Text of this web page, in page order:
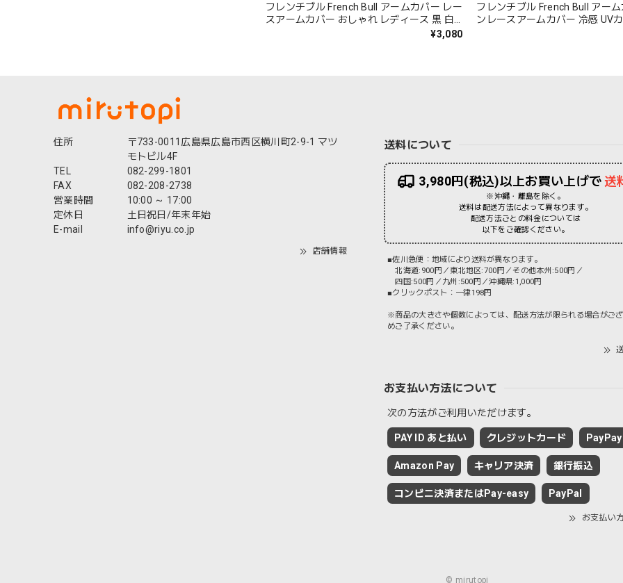
フレンチブル French Bull アームカバー レー
スアームカバー おしゃれ レディース 黒 白
日本製 国産 綿 レーヨン 紫外線対策 冷房対
¥3,080
フレンチブル French Bull アー
ンレースアームカバー 冷感 UV
住所
〒733-0011広島県広島市西区横川町2-9-1 マツ
モトビル4F
TEL
082-299-1801
FAX
082-208-2738
営業時間
10:00 ～ 17:00
定休日
土日祝日/年末年始
E-mail
info@riyu.co.jp
店舗情報
送料について
3,980円(税込)以上お買い上げで送
※沖縄・離島を除く。
送料は配送方法によって異なります。
配送方法ごとの料金については
以下をご確認ください。
■佐川急便：地域により送料が異なります。
北海道:900円／東北地区:700円／その他本州:500円／
四国:500円／九州:500円／沖縄県:1,000円
■クリックポスト：一律198円
※商品の大きさや個数によっては、配送方法が限られる場合がご
めご了承ください。
お支払い方法について
次の方法がご利用いただけます。
PAY ID あと払い クレジットカード PayPay
Amazon Pay キャリア決済 銀行振込
コンビニ決済またはPay-easy PayPal
お支払い
© mirutopi